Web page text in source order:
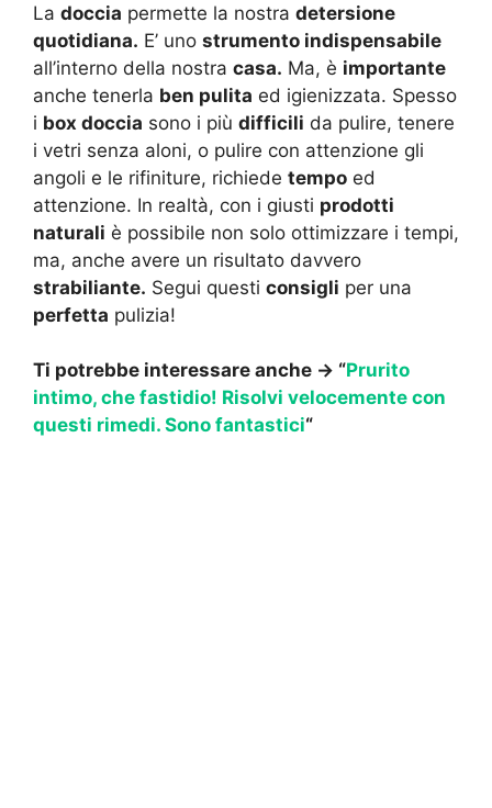
La doccia permette la nostra detersione
quotidiana. E’ uno strumento indispensabile
all’interno della nostra casa. Ma, è importante
anche tenerla ben pulita ed igienizzata. Spesso
i box doccia sono i più difficili da pulire, tenere
i vetri senza aloni, o pulire con attenzione gli
angoli e le rifiniture, richiede tempo ed
attenzione. In realtà, con i giusti prodotti
naturali è possibile non solo ottimizzare i tempi,
ma, anche avere un risultato davvero
strabiliante. Segui questi consigli per una
perfetta pulizia!
Ti potrebbe interessare anche -> “Prurito
intimo, che fastidio! Risolvi velocemente con
questi rimedi. Sono fantastici“